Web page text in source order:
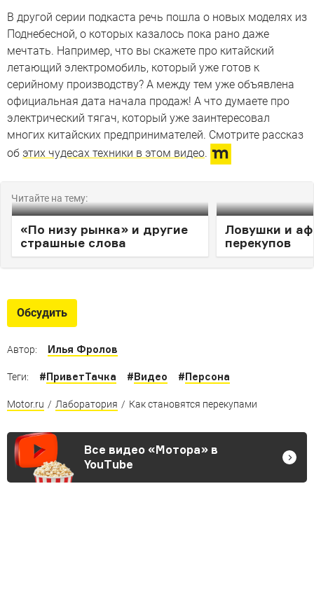
В другой серии подкаста речь пошла о новых моделях из
Поднебесной, о которых казалось пока рано даже
мечтать. Например, что вы скажете про китайский
летающий электромобиль, который уже готов к
серийному производству? А между тем уже объявлена
официальная дата начала продаж! А что думаете про
электрический тягач, который уже заинтересовал
многих китайских предпринимателей. Смотрите рассказ
об этих чудесах техники в этом видео.
Читайте на тему:
«По низу рынка» и другие
страшные слова
Ловушки и
перекупов
Обсудить
Автор: Илья Фролов
Теги: #ПриветТачка #Видео #Персона
Motor.ru / Лаборатория / Как становятся перекупами
Все видео «Мотора» в
YouTube